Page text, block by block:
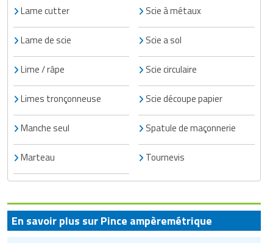
Ustensile cuisine professionnel
Vêtements personnalisés
Vitrines pour magasin
Traitement de l'air
Traitement des eaux
Trancheuse professionnelle
Transformateur électrique
Tubes et profilés
Tuyau flexible
Tuyau galvanisé
Tuyau renforcé
Tapis de bureau
Tapis et caillebotis
Traitement des surfaces
Traitement du linge
Vestiaires et casiers
Equipements de football
Equipements de karting
Equipements pour patinage
Equipements pour roller
Equipements pour skateboard
Equipements pour stade et terrain
Loisirs
Pétrin professionnel
Piano de cuisson
Plats et plateaux
Pompes à sauce
Portes commandes restaurant
Présentoir pour restaurant
Réchaud professionnel
Réfrigérateur professionnel
Lame cutter
Lame de scie
Lime / râpe
Limes tronçonneuse
Manche seul
Marteau
Scie à métaux
Scie a sol
Scie circulaire
Scie découpe papier
Spatule de maçonnerie
Tournevis
En savoir plus sur Pince ampèremétrique